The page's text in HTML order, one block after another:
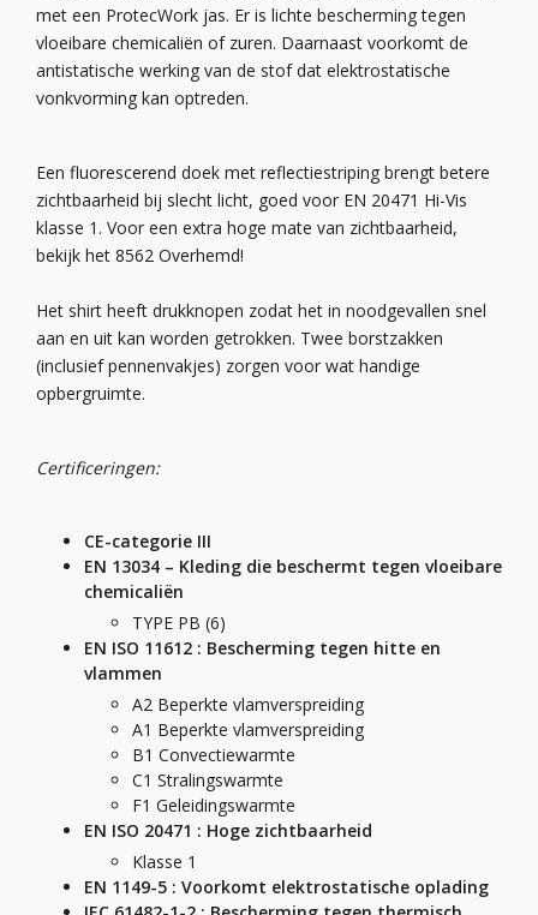
met een ProtecWork jas. Er is lichte bescherming tegen
vloeibare chemicaliën of zuren. Daarnaast voorkomt de
antistatische werking van de stof dat elektrostatische
vonkvorming kan optreden.
Een fluorescerend doek met reflectiestriping brengt betere
zichtbaarheid bij slecht licht, goed voor EN 20471 Hi-Vis
klasse 1. Voor een extra hoge mate van zichtbaarheid,
bekijk het 8562 Overhemd!
Het shirt heeft drukknopen zodat het in noodgevallen snel
aan en uit kan worden getrokken. Twee borstzakken
(inclusief pennenvakjes) zorgen voor wat handige
opbergruimte.
Certificeringen:
CE-categorie III
EN 13034 – Kleding die beschermt tegen vloeibare
chemicaliën
TYPE PB (6)
EN ISO 11612 : Bescherming tegen hitte en
vlammen
A2 Beperkte vlamverspreiding
A1 Beperkte vlamverspreiding
B1 Convectiewarmte
C1 Stralingswarmte
F1 Geleidingswarmte
EN ISO 20471 : Hoge zichtbaarheid
Klasse 1
EN 1149-5 : Voorkomt elektrostatische oplading